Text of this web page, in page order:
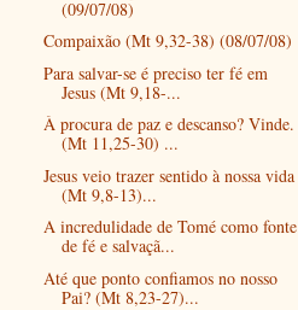
(09/07/08)
Compaixão (Mt 9,32-38) (08/07/08)
Para salvar-se é preciso ter fé em
Jesus (Mt 9,18-...
À procura de paz e descanso? Vinde.
(Mt 11,25-30) ...
Jesus veio trazer sentido à nossa vida
(Mt 9,8-13)...
A incredulidade de Tomé como fonte
de fé e salvaçã...
Até que ponto confiamos no nosso
Pai? (Mt 8,23-27)...